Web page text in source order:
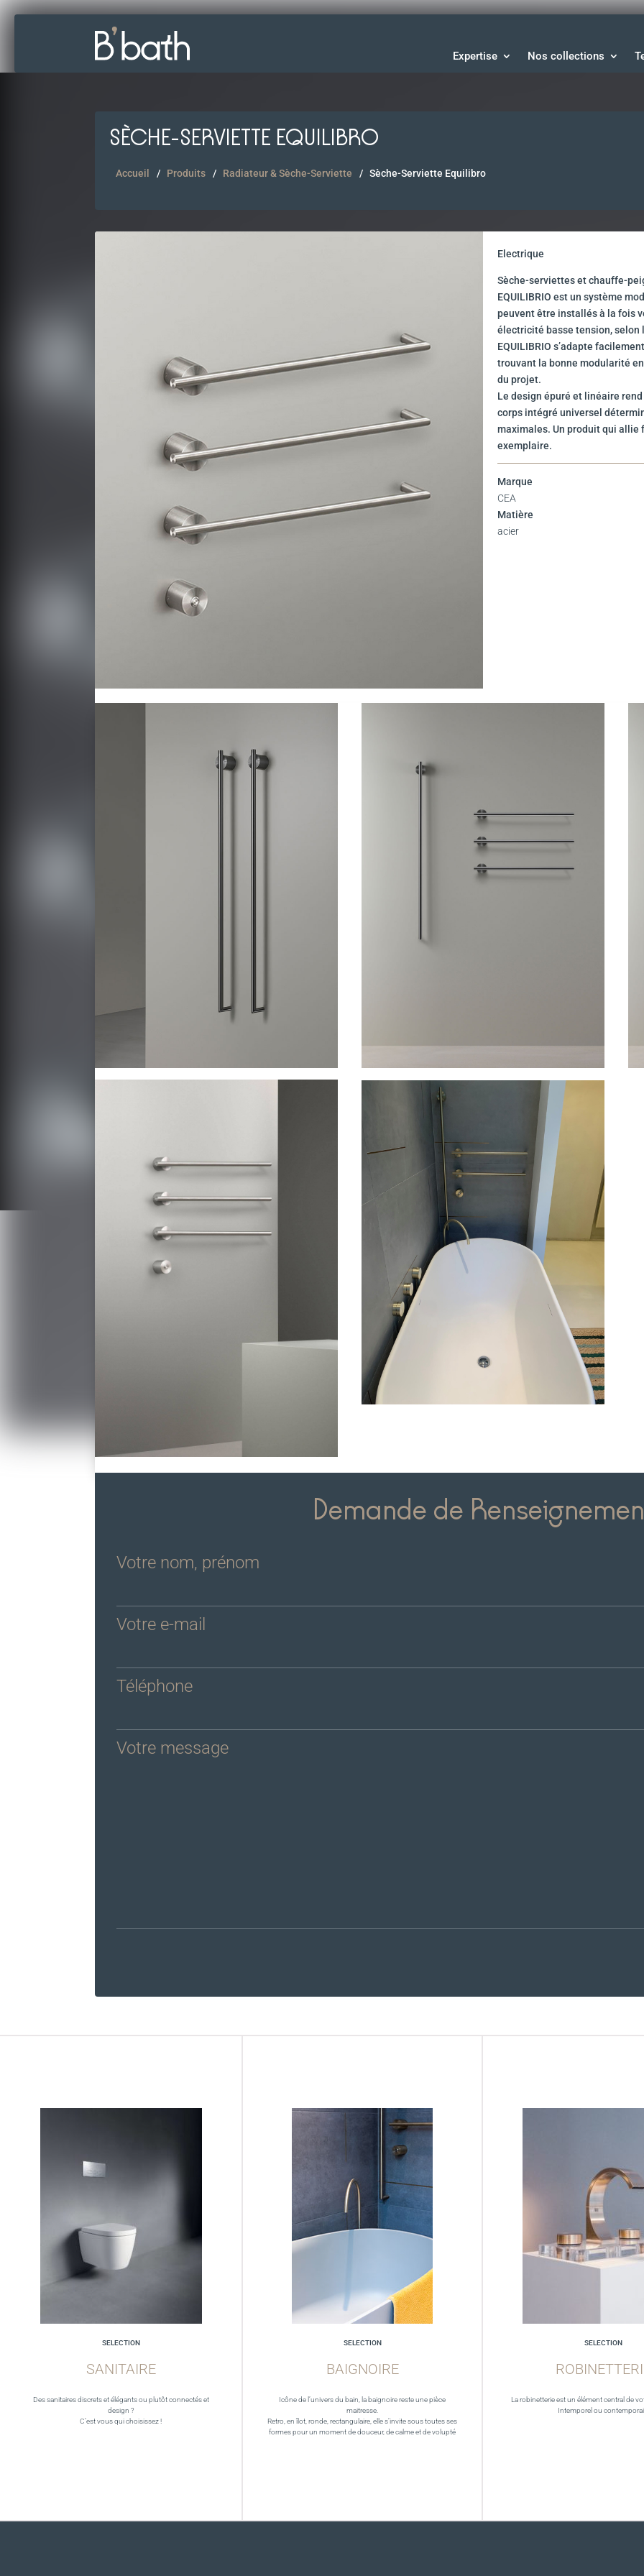
Expertise Nos collections
SÈCHE-SERVIETTE EQUILIBRO
Accueil Produits Radiateur & Sèche-Serviette Sèche-Serviette Equilibro
Electrique
Sèche-serviettes et chauffe-
EQUILIBRIO est un système
peuvent être installés à la fois
électricité basse tension, selon
EQUILIBRIO s’adapte
trouvant la bonne modularité
du projet.
Le design épuré et linéaire
corps intégré universel
maximales. Un produit qui
exemplaire.
Marque
CEA
Matière
acier
Demande de
Votre nom, prénom
Votre e-mail
Téléphone
Votre message
SELECTION
SANITAIRE
Des sanitaires discrets et élégants ou plutôt connectés et
design ?
C’est vous qui choisissez !
SELECTION
BAIGNOIRE
Icône de l’univers du bain, la baignoire reste une pièce
maitresse.
Retro, en îlot, ronde, rectangulaire, elle s’invite sous toutes ses
formes pour un moment de douceur, de calme et de volupté
SELECTION
La robinetterie est un élément central de
Intemporel ou